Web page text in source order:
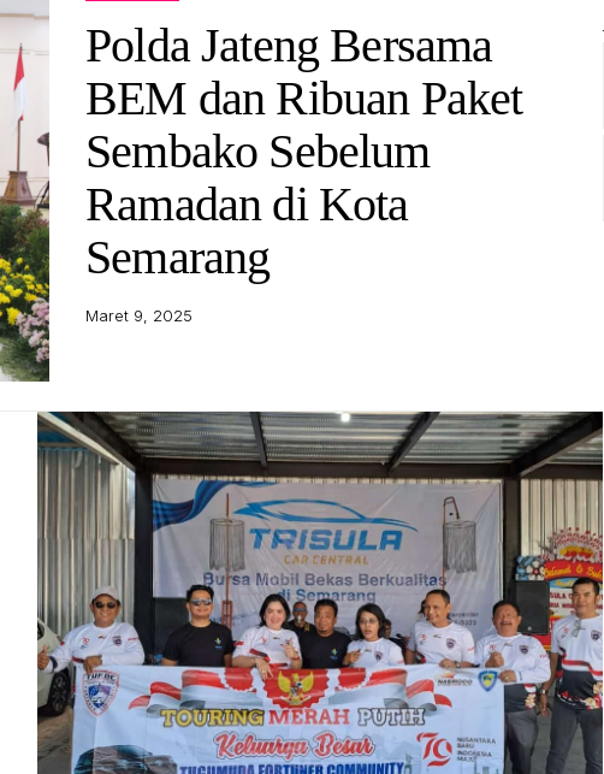
Polda Jateng Bersama
BEM dan Ribuan Paket
Sembako Sebelum
Ramadan di Kota
Semarang
Maret 9, 2025